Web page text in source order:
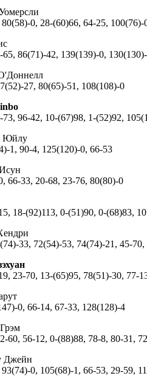
0, 28-(60)66, 64-25, 100(76)-
86(71)-42, 139(139)-0,
27, 80(65)-51, 108(108)-0
96-42, 10-(67)98, 1-(52)92,
Юйлу
1, 90-4, 125(120)-0, 66-53
66-33, 20-68, 23-76, 80(80)-0
18-(92)113, 0-(51)90, 0-(68)83,
33, 72(54)-53, 74(74)-21, 45-
23-70, 13-(65)95, 78(51)-30, 77-
0, 66-14, 67-33, 128(128)-4
60, 56-12, 0-(88)88, 78-8, 80-31,
Джейн
0, 105(68)-1, 66-53, 29-59,